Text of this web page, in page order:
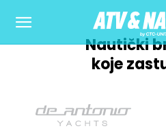
Nautički
koje